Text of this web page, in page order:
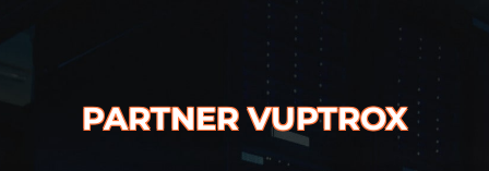
PARTNER VUPTROX